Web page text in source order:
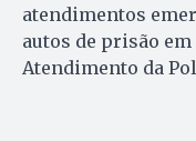
atendimentos
autos de prisão
Atendimento da